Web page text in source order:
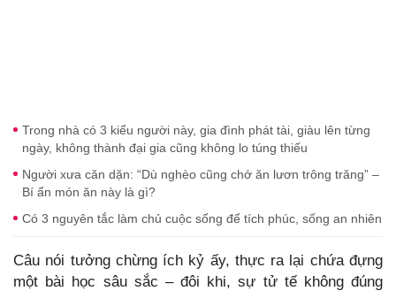
Trong nhà có 3 kiểu người này, gia đình phát tài, giàu lên từng
ngày, không thành đại gia cũng không lo túng thiếu
Người xưa căn dặn: “Dù nghèo cũng chớ ăn lươn trông trăng” –
Bí ẩn món ăn này là gì?
Có 3 nguyên tắc làm chủ cuộc sống để tích phúc, sống an nhiên
Câu nói tưởng chừng ích kỷ ấy, thực ra lại chứa đựng
một bài học sâu sắc – đôi khi, sự tử tế không đúng